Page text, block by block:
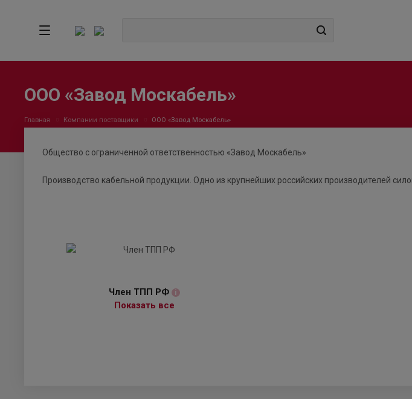
ООО «Завод Москабель»
Главная Компании поставщики ООО «Завод Москабель»
Общество с ограниченной ответственностью «Завод Москабель»
Производство кабельной продукции. Одно из крупнейших российских производителей
Член ТПП РФ i
Показать все